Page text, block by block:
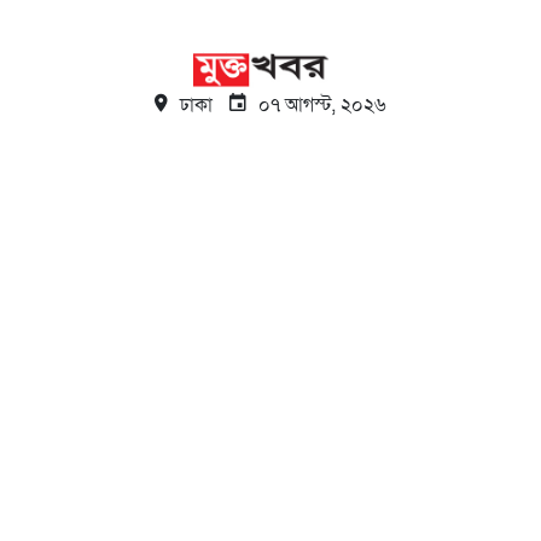
ঢাকা ০৭ আগস্ট, ২০২৬